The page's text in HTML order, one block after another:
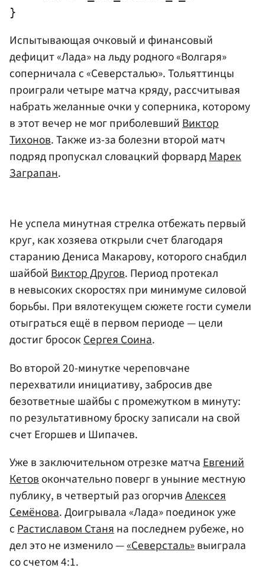
Испытывающая очковый и финансовый
дефицит «Лада» на льду родного «Волгаря»
соперничала с «Северсталью». Тольяттинцы
проиграли четыре матча кряду, рассчитывая
набрать желанные очки у соперника, которому
в этот вечер не мог приболевшийВиктор
Тихонов. Также из-за болезни второй матч
подряд пропускал словацкий форвардМарек
Заграпан.
Не успела минутная стрелка отбежать первый
круг, как хозяева открыли счет благодаря
старанию Дениса Макарову, которого снабдил
шайбойВиктор Другов. Период протекал
в невысоких скоростях при минимуме силовой
борьбы. При вялотекущем сюжете гости сумели
отыграться ещё в первом периоде — цели
достиг бросокСергея Соина.
Во второй 20-минутке череповчане
перехватили инициативу, забросив две
безответные шайбы с промежутком в минуту:
по результативному броску записали на свой
счет Егоршев и Шипачев.
Уже в заключительном отрезке матчаЕвгений
Кетовокончательно поверг в уныние местную
публику, в четвертый раз огорчивАлексея
Семёнова. Доигрывала «Лада» поединок уже
сРастиславом Станяна последнем рубеже, но
дел это не изменило —«Северсталь»выиграла
со счетом 4:1.